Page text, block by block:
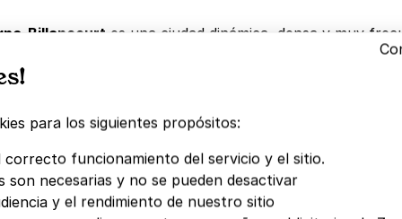
Billancourt es una ciudad dinámica, densa y muy
y su proximidad inmediata con el Bois de Boulogne,
asistir a un rodaje, visitar el museo Paul-
de aparcamiento.
Billancourt? Top de cosas que
para los siguientes propósitos:
correcto funcionamiento del servicio y el sitio.
son necesarias y no se pueden desactivar
y el rendimiento de nuestro sitio